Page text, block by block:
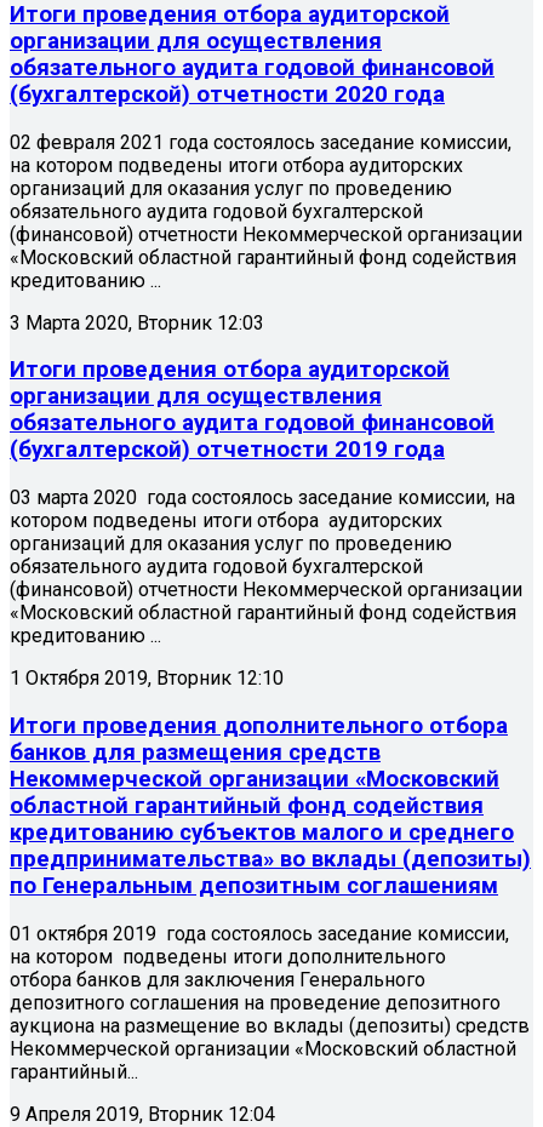
Итоги проведения отбора аудиторской
организации для осуществления
обязательного аудита годовой финансовой
(бухгалтерской) отчетности 2020 года
02 февраля 2021 года состоялось заседание комиссии,
на котором подведены итоги отбора аудиторских
организаций для оказания услуг по проведению
обязательного аудита годовой бухгалтерской
(финансовой) отчетности Некоммерческой организации
«Московский областной гарантийный фонд содействия
кредитованию ...
3 Марта 2020, Вторник 12:03
Итоги проведения отбора аудиторской
организации для осуществления
обязательного аудита годовой финансовой
(бухгалтерской) отчетности 2019 года
03 марта 2020 года состоялось заседание комиссии, на
котором подведены итоги отбора аудиторских
организаций для оказания услуг по проведению
обязательного аудита годовой бухгалтерской
(финансовой) отчетности Некоммерческой организации
«Московский областной гарантийный фонд содействия
кредитованию ...
1 Октября 2019, Вторник 12:10
Итоги проведения дополнительного отбора
банков для размещения средств
Некоммерческой организации «Московский
областной гарантийный фонд содействия
кредитованию субъектов малого и среднего
предпринимательства» во вклады (депозиты)
по Генеральным депозитным соглашениям
01 октября 2019 года состоялось заседание комиссии,
на котором подведены итоги дополнительного
отбора банков для заключения Генерального
депозитного соглашения на проведение депозитного
аукциона на размещение во вклады (депозиты) средств
Некоммерческой организации «Московский областной
гарантийный...
9 Апреля 2019, Вторник 12:04